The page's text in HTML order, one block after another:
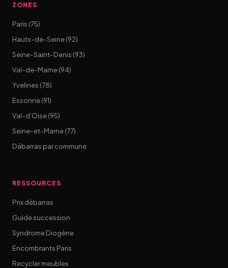
ZONES
Paris (75)
Hauts-de-Seine (92)
Seine-Saint-Denis (93)
Val-de-Marne (94)
Yvelines (78)
Essonne (91)
Val-d'Oise (95)
Seine-et-Marne (77)
Débarras par commune
RESSOURCES
Prix débarras
Guide succession
Syndrome Diogène
Encombrants Paris
Recycler meubles